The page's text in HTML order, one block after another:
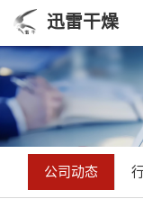
迅雷干燥
公司动态